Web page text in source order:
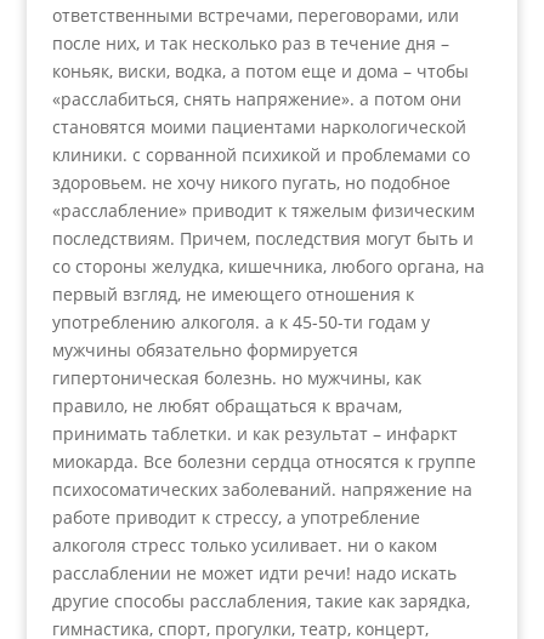
ответственными встречами, переговорами, или
после них, и так несколько раз в течение дня –
коньяк, виски, водка, а потом еще и дома – чтобы
«расслабиться, снять напряжение». а потом они
становятся моими пациентами наркологической
клиники. с сорванной психикой и проблемами со
здоровьем. не хочу никого пугать, но подобное
«расслабление» приводит к тяжелым физическим
последствиям. Причем, последствия могут быть и
со стороны желудка, кишечника, любого органа, на
первый взгляд, не имеющего отношения к
употреблению алкоголя. а к 45-50-ти годам у
мужчины обязательно формируется
гипертоническая болезнь. но мужчины, как
правило, не любят обращаться к врачам,
принимать таблетки. и как результат – инфаркт
миокарда. Все болезни сердца относятся к группе
психосоматических заболеваний. напряжение на
работе приводит к стрессу, а употребление
алкоголя стресс только усиливает. ни о каком
расслаблении не может идти речи! надо искать
другие способы расслабления, такие как зарядка,
гимнастика, спорт, прогулки, театр, концерт,